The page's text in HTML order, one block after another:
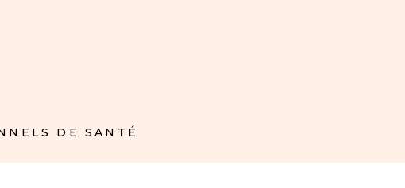
DE SANTÉ